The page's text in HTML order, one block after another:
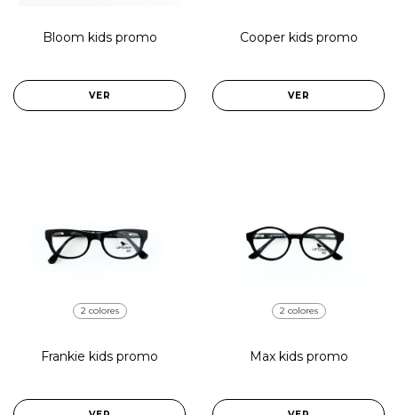
Bloom kids promo
VER
Cooper kids promo
VER
2 colores
Frankie kids promo
2 colores
Max kids promo